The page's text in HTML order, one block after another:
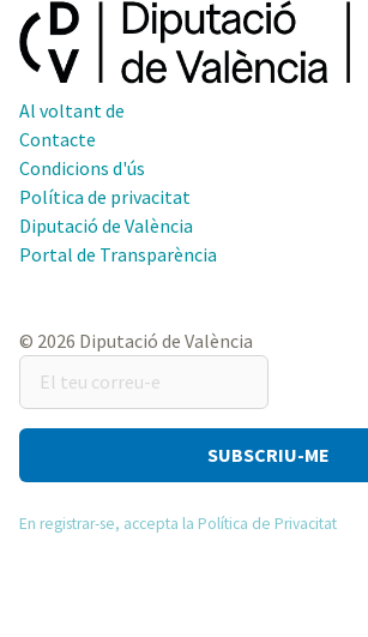
Al voltant de
Contacte
Condicions d'ús
Política de privacitat
Diputació de València
Portal de Transparència
© 2026 Diputació de València
El
teu
correu-
En registrar-se, accepta la Política de Privacitat